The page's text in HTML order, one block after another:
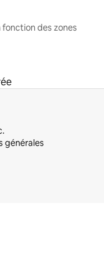
des zones
générales